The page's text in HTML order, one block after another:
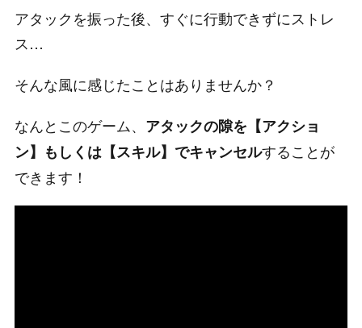
アタックを振った後、すぐに行動できずにストレ
ス…
そんな風に感じたことはありませんか？
なんとこのゲーム、 アタックの隙を【アクショ
ン】もしくは【スキル】でキャンセルすることが
できます！